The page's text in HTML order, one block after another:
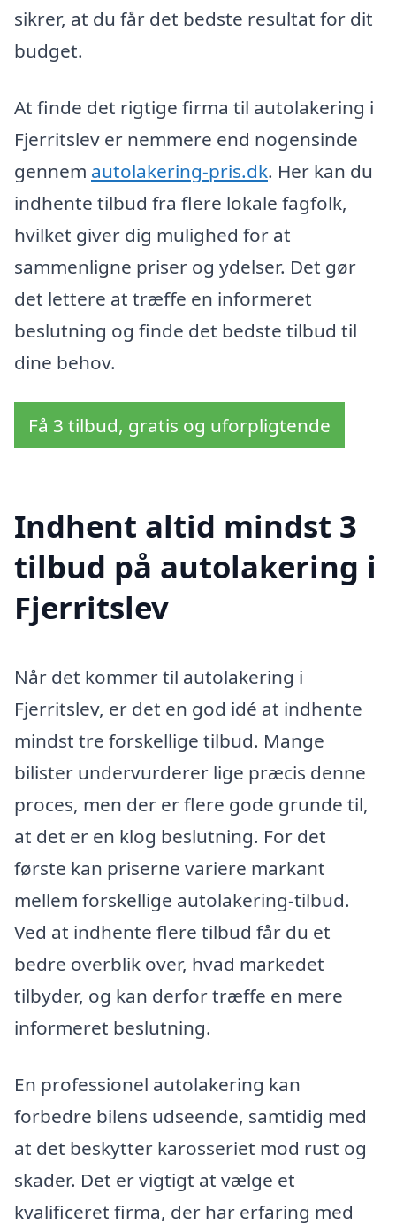
sikrer, at du får det bedste resultat for dit
budget.
At finde det rigtige firma til autolakering i
Fjerritslev er nemmere end nogensinde
gennem autolakering-pris.dk. Her kan du
indhente tilbud fra flere lokale fagfolk,
hvilket giver dig mulighed for at
sammenligne priser og ydelser. Det gør
det lettere at træffe en informeret
beslutning og finde det bedste tilbud til
dine behov.
Få 3 tilbud, gratis og uforpligtende
Indhent altid mindst 3
tilbud på autolakering i
Fjerritslev
Når det kommer til autolakering i
Fjerritslev, er det en god idé at indhente
mindst tre forskellige tilbud. Mange
bilister undervurderer lige præcis denne
proces, men der er flere gode grunde til,
at det er en klog beslutning. For det
første kan priserne variere markant
mellem forskellige autolakering-tilbud.
Ved at indhente flere tilbud får du et
bedre overblik over, hvad markedet
tilbyder, og kan derfor træffe en mere
informeret beslutning.
En professionel autolakering kan
forbedre bilens udseende, samtidig med
at det beskytter karosseriet mod rust og
skader. Det er vigtigt at vælge et
kvalificeret firma, der har erfaring med